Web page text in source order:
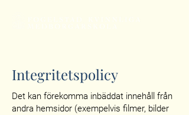
Integritetspolicy
Det kan förekomma inbäddat innehåll från
andra hemsidor (exempelvis filmer, bilder